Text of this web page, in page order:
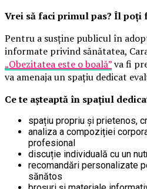
Vrei să faci primul pas? Îl
Pentru a susține publicul în
informate privind sănătatea,
„Obezitatea este o boală”va fi
va amenaja un spațiu dedicat
Ce te așteaptă în spațiul
spațiu propriu și prietenos,
analiza a compoziției
profesional
discuție individuală cu un
recomandări personalizate
sănătos